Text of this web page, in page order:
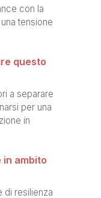
con la
tensione
questo
a separare
per una
in
in ambito
di resilienza